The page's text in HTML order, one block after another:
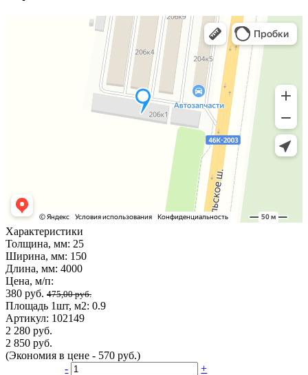
Характеристики
Толщина, мм: 25
Ширина, мм: 150
Длина, мм: 4000
Цена, м/п:
380 руб. 475,00 руб.
Площадь 1шт, м2: 0.9
Артикул: 102149
2 280 руб.
2 850 руб.
(Экономия в цене - 570 руб.)
-
+